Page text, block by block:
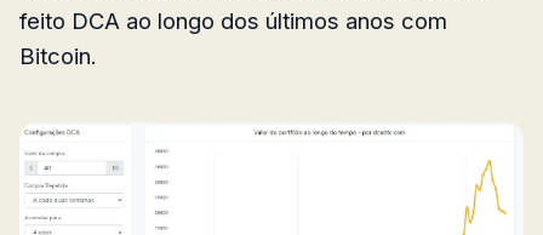
feito DCA ao longo dos últimos anos com
Bitcoin.